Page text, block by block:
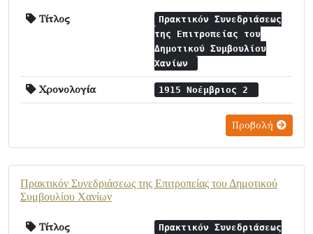
Τίτλος
Πρακτικόν Συνεδριάσεως
της Επιτροπείας του
Δημοτικού Συμβουλίου
Χανίων
Χρονολογία 1915 Νοέμβριος 2
Προβολή
Πρακτικόν Συνεδριάσεως της Επιτροπείας του Δημοτικού
Συμβουλίου Χανίων
Τίτλος
Πρακτικόν Συνεδριάσεως